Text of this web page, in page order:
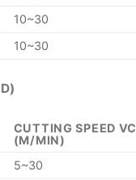
10~30
10~30
CUTTING SPEED VC
(M/MIN)
5~30